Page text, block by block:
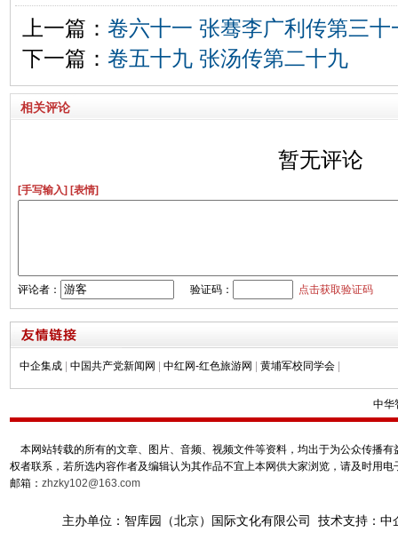
上一篇： 卷六十一 张骞李广利传第三十
下一篇： 卷五十九 张汤传第二十九
相关评论
暂无评论
[手写输入] [表情]
评论者： 验证码： 点击获取验证码
中企集成 | 中国共产党新闻网 | 中红网-红色旅游网 | 黄埔军校同学会 |
中华
本网站转载的所有的文章、图片、音频、视频文件等资料，均出于为公众传播
权者联系，若所选内容作者及编辑认为其作品不宜上本网供大家浏览，请及时用
邮箱： zhzky102@163.com
主办单位：智库园（北京）国际文化有限公司 技术支持：